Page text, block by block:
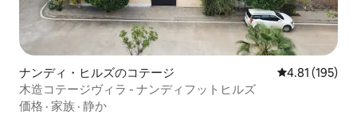
ナンディ・ヒルズのコテージ レビュー195
4.81 (195)
木造コテージヴィラ - ナンディフットヒルズ
価格 · 家族 · 静か